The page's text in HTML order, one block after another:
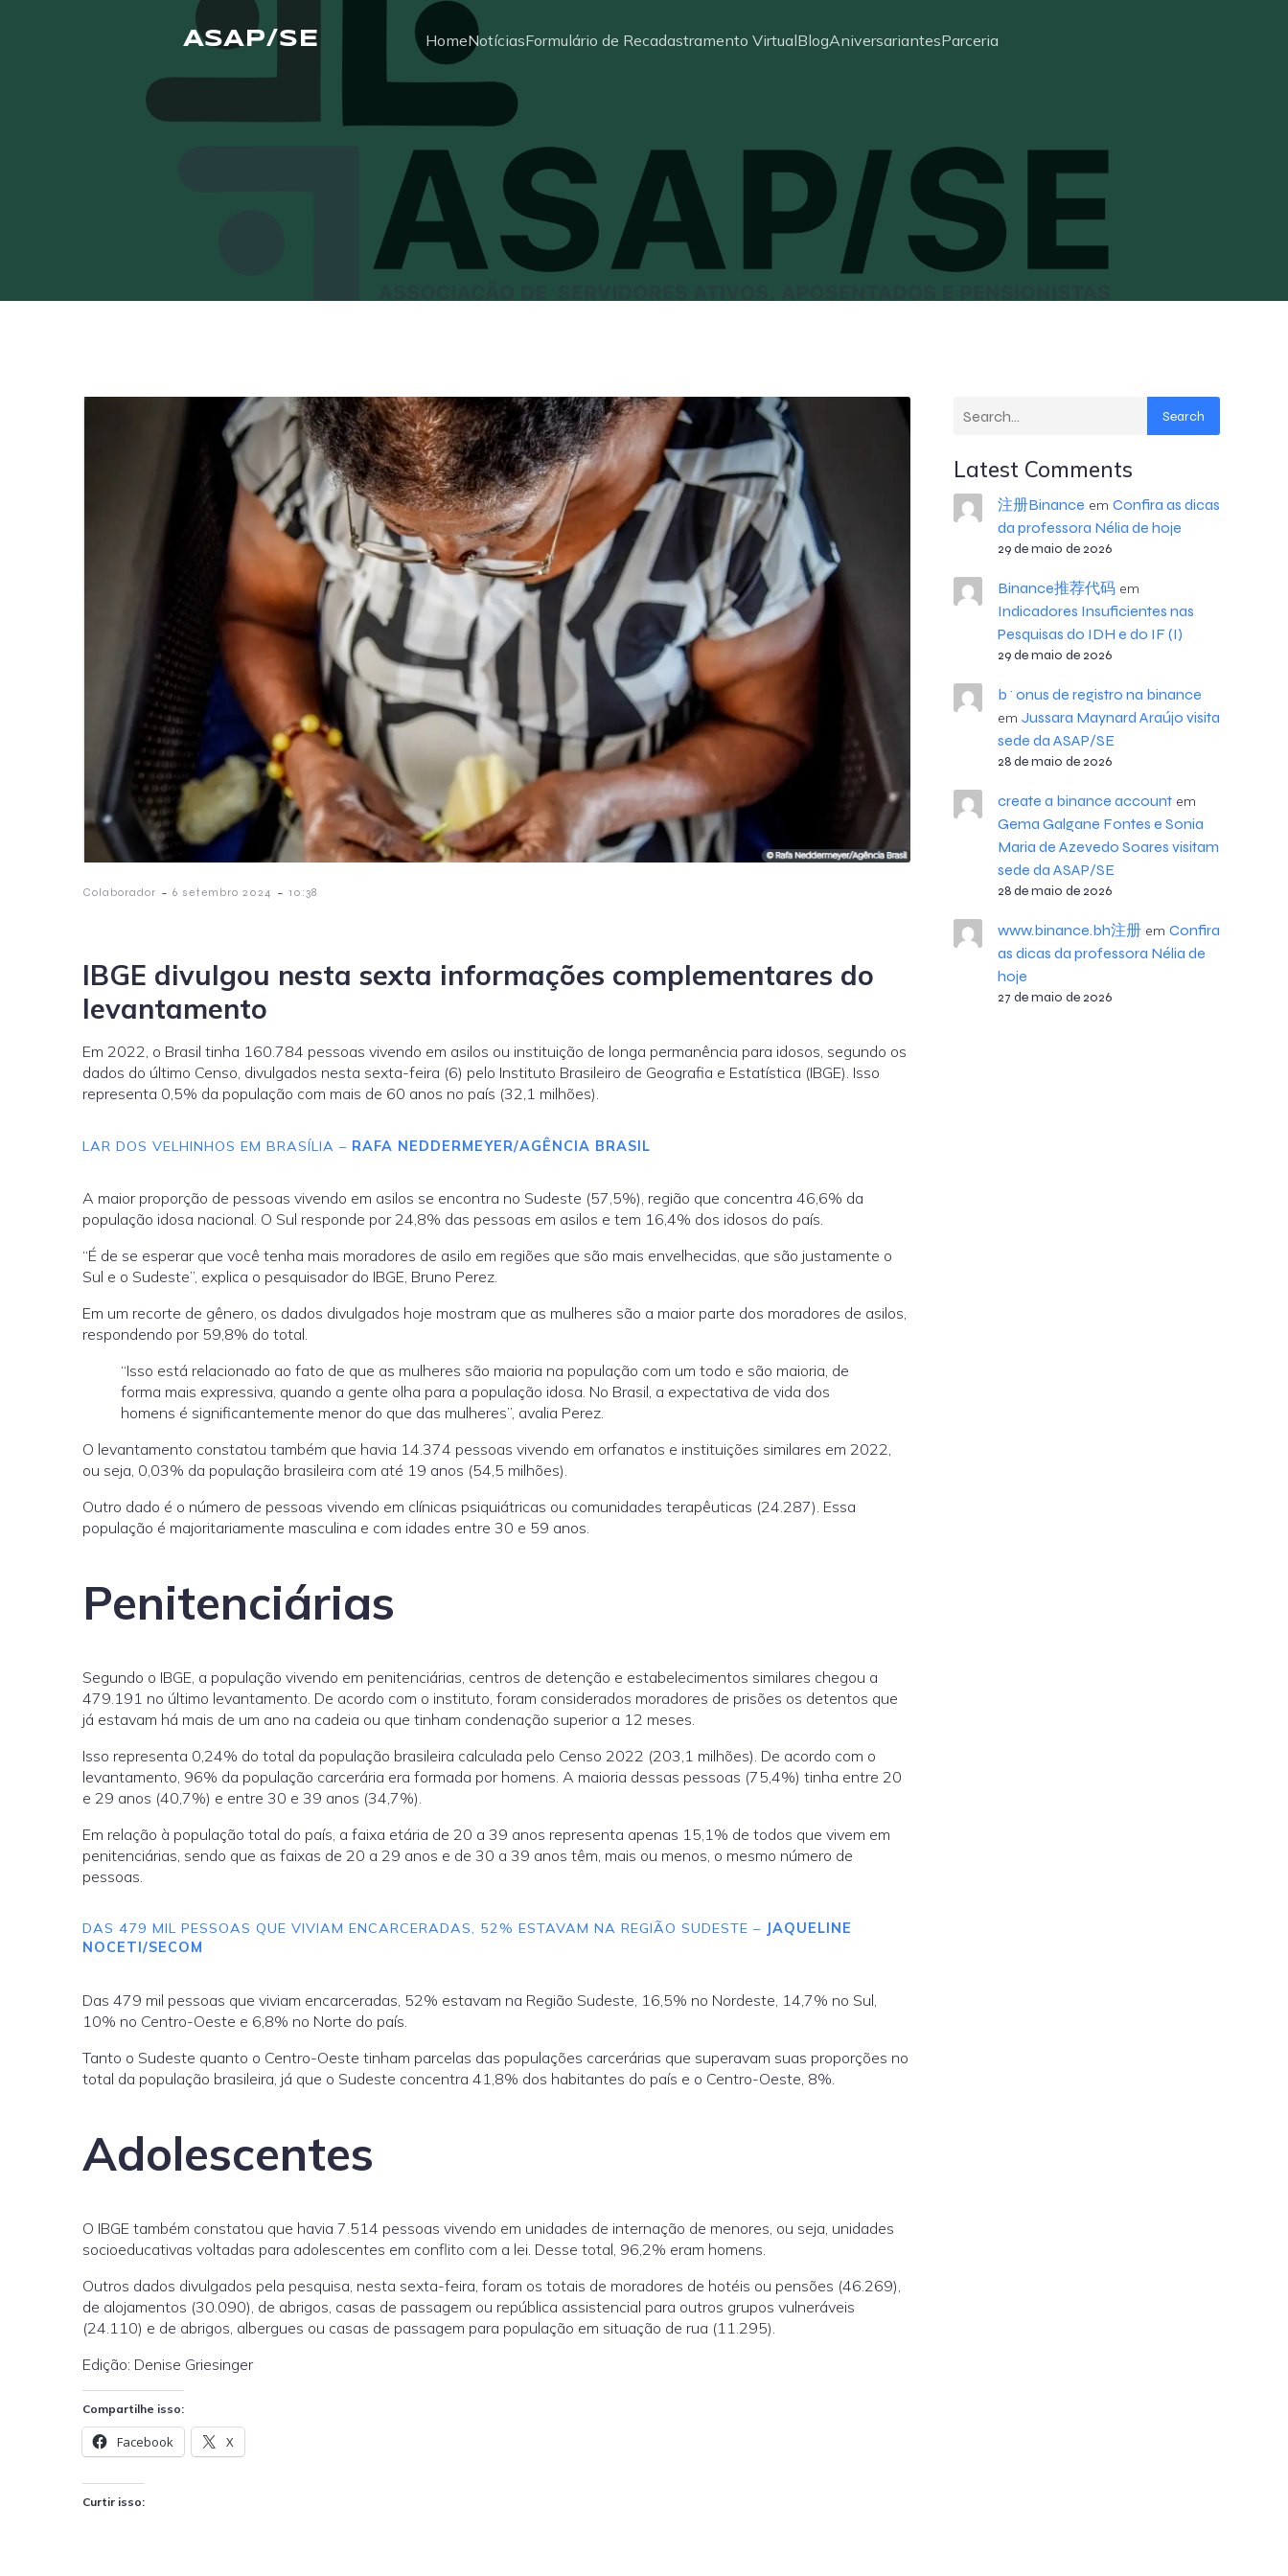
ASAP/SE HomeNotíciasFormulário de Recadastramento VirtualBlogAniversariantesParceria
Colaborador - 6 setembro 2024 - 10:38
IBGE divulgou nesta sexta informações complementares do
levantamento
Em 2022, o Brasil tinha 160.784 pessoas vivendo em asilos ou instituição de longa permanência para idosos, segundo os
dados do último Censo, divulgados nesta sexta-feira (6) pelo Instituto Brasileiro de Geografia e Estatística (IBGE). Isso
representa 0,5% da população com mais de 60 anos no país (32,1 milhões).
LAR DOS VELHINHOS EM BRASÍLIA – RAFA NEDDERMEYER/AGÊNCIA BRASIL
A maior proporção de pessoas vivendo em asilos se encontra no Sudeste (57,5%), região que concentra 46,6% da
população idosa nacional. O Sul responde por 24,8% das pessoas em asilos e tem 16,4% dos idosos do país.
“É de se esperar que você tenha mais moradores de asilo em regiões que são mais envelhecidas, que são justamente o
Sul e o Sudeste”, explica o pesquisador do IBGE, Bruno Perez.
Em um recorte de gênero, os dados divulgados hoje mostram que as mulheres são a maior parte dos moradores de asilos,
respondendo por 59,8% do total.
“Isso está relacionado ao fato de que as mulheres são maioria na população com um todo e são maioria, de
forma mais expressiva, quando a gente olha para a população idosa. No Brasil, a expectativa de vida dos
homens é significantemente menor do que das mulheres”, avalia Perez.
O levantamento constatou também que havia 14.374 pessoas vivendo em orfanatos e instituições similares em 2022,
ou seja, 0,03% da população brasileira com até 19 anos (54,5 milhões).
Outro dado é o número de pessoas vivendo em clínicas psiquiátricas ou comunidades terapêuticas (24.287). Essa
população é majoritariamente masculina e com idades entre 30 e 59 anos.
Penitenciárias
Segundo o IBGE, a população vivendo em penitenciárias, centros de detenção e estabelecimentos similares chegou a
479.191 no último levantamento. De acordo com o instituto, foram considerados moradores de prisões os detentos que
já estavam há mais de um ano na cadeia ou que tinham condenação superior a 12 meses.
Isso representa 0,24% do total da população brasileira calculada pelo Censo 2022 (203,1 milhões). De acordo com o
levantamento, 96% da população carcerária era formada por homens. A maioria dessas pessoas (75,4%) tinha entre 20
e 29 anos (40,7%) e entre 30 e 39 anos (34,7%).
Em relação à população total do país, a faixa etária de 20 a 39 anos representa apenas 15,1% de todos que vivem em
penitenciárias, sendo que as faixas de 20 a 29 anos e de 30 a 39 anos têm, mais ou menos, o mesmo número de
pessoas.
DAS 479 MIL PESSOAS QUE VIVIAM ENCARCERADAS, 52% ESTAVAM NA REGIÃO SUDESTE – JAQUELINE
NOCETI/SECOM
Das 479 mil pessoas que viviam encarceradas, 52% estavam na Região Sudeste, 16,5% no Nordeste, 14,7% no Sul,
10% no Centro-Oeste e 6,8% no Norte do país.
Tanto o Sudeste quanto o Centro-Oeste tinham parcelas das populações carcerárias que superavam suas proporções no
total da população brasileira, já que o Sudeste concentra 41,8% dos habitantes do país e o Centro-Oeste, 8%.
Adolescentes
O IBGE também constatou que havia 7.514 pessoas vivendo em unidades de internação de menores, ou seja, unidades
socioeducativas voltadas para adolescentes em conflito com a lei. Desse total, 96,2% eram homens.
Outros dados divulgados pela pesquisa, nesta sexta-feira, foram os totais de moradores de hotéis ou pensões (46.269),
de alojamentos (30.090), de abrigos, casas de passagem ou república assistencial para outros grupos vulneráveis
(24.110) e de abrigos, albergues ou casas de passagem para população em situação de rua (11.295).
Edição: Denise Griesinger
Compartilhe isso:
Facebook X
Curtir isso:
Search
Latest Comments
注册Binance em Confira as dicas
da professora Nélia de hoje
29 de maio de 2026
Binance推荐代码em
Indicadores Insuficientes nas
Pesquisas do IDH e do IF (I)
29 de maio de 2026
b^onus de registro na binance
em Jussara Maynard Araújo visita
sede da ASAP/SE
28 de maio de 2026
create a binance accountem
Gema Galgane Fontes e Sonia
Maria de Azevedo Soares visitam
sede da ASAP/SE
28 de maio de 2026
www.binance.bh注册em Confira
as dicas da professora Nélia de
hoje
27 de maio de 2026